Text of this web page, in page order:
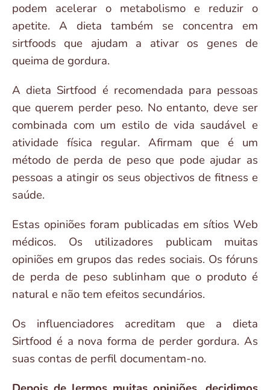
podem acelerar o metabolismo e reduzir o
apetite. A dieta também se concentra em
sirtfoods que ajudam a ativar os genes de
queima de gordura.
A dieta Sirtfood é recomendada para pessoas
que querem perder peso. No entanto, deve ser
combinada com um estilo de vida saudável e
atividade física regular. Afirmam que é um
método de perda de peso que pode ajudar as
pessoas a atingir os seus objectivos de fitness e
saúde.
Estas opiniões foram publicadas em sítios Web
médicos. Os utilizadores publicam muitas
opiniões em grupos das redes sociais. Os fóruns
de perda de peso sublinham que o produto é
natural e não tem efeitos secundários.
Os influenciadores acreditam que a dieta
Sirtfood é a nova forma de perder gordura. As
suas contas de perfil documentam-no.